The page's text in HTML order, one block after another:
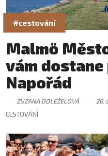
#cestování
Malmö
vám dostane
Napořád
ZUZANA DOLEŽELOVÁ
26.
CESTOVÁNÍ